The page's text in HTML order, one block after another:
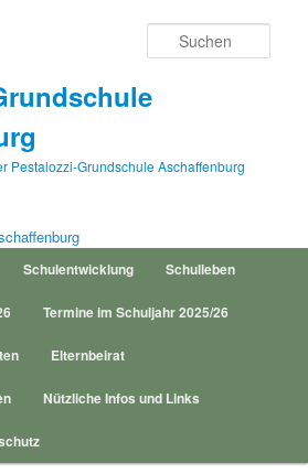
Pestalozzi-Grundschule Aschaffenburg
Schulentwicklung Schulleben
Termine im Schuljahr 2025/26
Elternbeirat
Nützliche Infos und Links